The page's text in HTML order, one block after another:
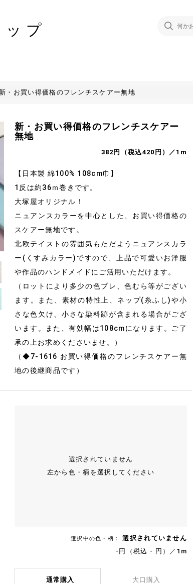
プ
新・お買い得価格のフレンチスケアー無地
新・お買い得価格のフレンチスケアー
無地
382円（税込420円）／1m
【日本製 綿100% 108cm巾】
1反は約36ｍ巻きです。
大塚屋オリジナル！
ニュアンスカラーを中心とした、お買い得価格の
スケアー無地です。
北欧テイストの雰囲気もただようニュアンスカラ
ー(くすみカラー)ですので、上品で可愛いお洋服
や作品のハンドメイドにご活用いただけます。
（ロットにより多少の色ブレ、色むら等がござい
ます。また、素材の特性上、ネップ(糸ふし)や小
さな色欠け、小さな染料跡が含まれる場合がござ
います。また、有効幅は108cmになります。ご了
承の上お求めくださいませ。）
（◆7-1616 お買い得価格のフレンチスケアー無
地の後継商品です）
選択されていません
左から色・柄を選択してください
選択中の色・柄：
選択されていません
-円（税込 - 円）／1m
通常購入 大口購入